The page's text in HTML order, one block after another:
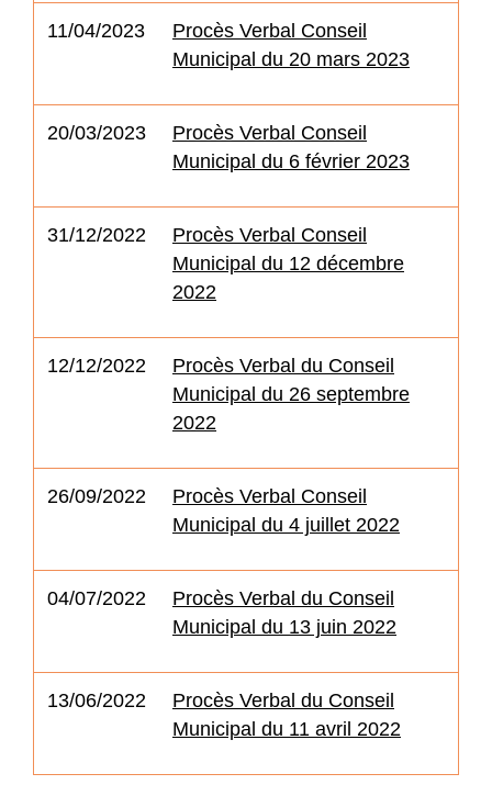
11/04/2023
Procès Verbal Conseil
Municipal du 20 mars 2023
20/03/2023
Procès Verbal Conseil
Municipal du 6 février 2023
31/12/2022
Procès Verbal Conseil
Municipal du 12 décembre
2022
12/12/2022
Procès Verbal du Conseil
Municipal du 26 septembre
2022
26/09/2022
Procès Verbal Conseil
Municipal du 4 juillet 2022
04/07/2022
Procès Verbal du Conseil
Municipal du 13 juin 2022
13/06/2022
Procès Verbal du Conseil
Municipal du 11 avril 2022